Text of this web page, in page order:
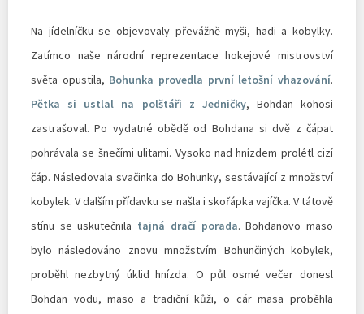
Na jídelníčku se objevovaly převážně myši, hadi a kobylky.
Zatímco naše národní reprezentace hokejové mistrovství
světa opustila, Bohunka provedla první letošní vhazování.
Pětka si ustlal na polštáři z Jedničky, Bohdan kohosi
zastrašoval. Po vydatné obědě od Bohdana si dvě z čápat
pohrávala se šnečími ulitami. Vysoko nad hnízdem prolétl cizí
čáp. Následovala svačinka do Bohunky, sestávající z množství
kobylek. V dalším přídavku se našla i skořápka vajíčka. V tátově
stínu se uskutečnila tajná dračí porada. Bohdanovo maso
bylo následováno znovu množstvím Bohunčiných kobylek,
proběhl nezbytný úklid hnízda. O půl osmé večer donesl
Bohdan vodu, maso a tradiční kůži, o cár masa proběhla